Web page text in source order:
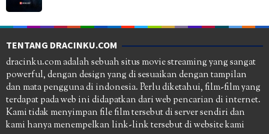
TENTANG DRACINKU.COM
dracinku.com adalah sebuah situs movie streaming yang sangat
powerful, dengan design yang di sesuaikan dengan tampilan
dan mata pengguna di indonesia. Perlu diketahui, film-film yang
terdapat pada web ini didapatkan dari web pencarian di internet.
Kami tidak menyimpan file film tersebut di server sendiri dan
kami hanya menempelkan link-link tersebut di website kami